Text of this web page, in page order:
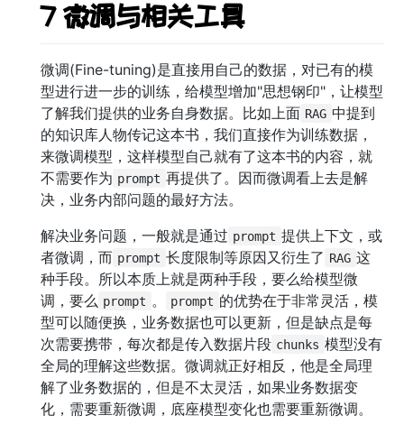
7 微调与相关工具
微调(Fine-tuning)是直接用自己的数据，对已有的模
型进行进一步的训练，给模型增加"思想钢印"，让模型
了解我们提供的业务自身数据。比如上面 RAG 中提到
的知识库人物传记这本书，我们直接作为训练数据，
来微调模型，这样模型自己就有了这本书的内容，就
不需要作为 prompt 再提供了。因而微调看上去是解
决，业务内部问题的最好方法。
解决业务问题，一般就是通过 prompt 提供上下文，或
者微调，而 prompt 长度限制等原因又衍生了 RAG 这
种手段。所以本质上就是两种手段，要么给模型微
调，要么 prompt 。 prompt 的优势在于非常灵活，模
型可以随便换，业务数据也可以更新，但是缺点是每
次需要携带，每次都是传入数据片段 chunks 模型没有
全局的理解这些数据。微调就正好相反，他是全局理
解了业务数据的，但是不太灵活，如果业务数据变
化，需要重新微调，底座模型变化也需要重新微调。